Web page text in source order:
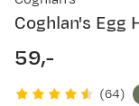
Coghlan's Egg
price
59,-
(64)